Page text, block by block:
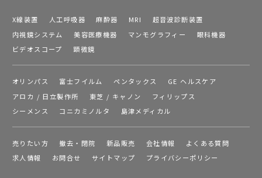
X線装置 人工呼吸器 麻酔器 MRI
超音波診断装置
内視鏡システム
美容医療機器 マンモグラフィー
眼科機器
ビデオスコープ
顕微鏡
オリンパス 富士フイルム ペンタックス
GE ヘルスケア
アロカ / 日立製作所
東芝 / キャノン
フィリップス
シーメンス
コニカミノルタ 島津メディカル
売りたい方 撤去・閉院 新品販売 会社情報
よくある質問
求人情報
お問合せ サイトマップ プライバシーポリシー